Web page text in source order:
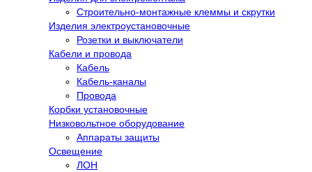
Строительно-монтажные клеммы и скрутки
Изделия электроустановочные
Розетки и выключатели
Кабели и провода
Кабель
Кабель-каналы
Провода
Корбки установочные
Низковольтное оборудование
Аппараты защиты
Освещение
ЛОН